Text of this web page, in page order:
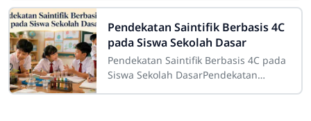
adalah salah satu bentuk sastra lisan
dalam budaya Jawa yang dikenal
Pendekatan Saintifik Berbasis 4C
pada Siswa Sekolah Dasar
Pendekatan Saintifik Berbasis 4C pada
Siswa Sekolah DasarPendekatan